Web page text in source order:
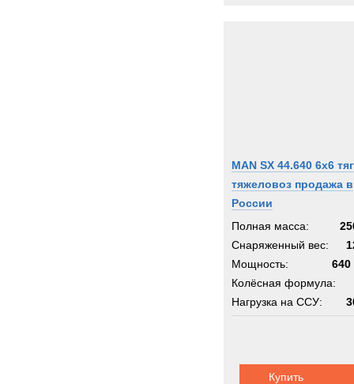
MAN SX 44.640 6x6
тяжеловоз продажа в
России
Полная масса:
Снаряженный вес:
Мощность:
640
Колёсная формула:
Нагрузка на ССУ:
Купить